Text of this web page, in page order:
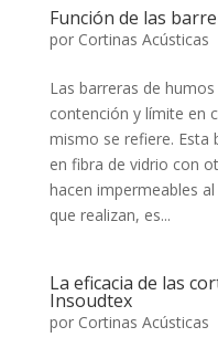
Función de las
por Cortinas Acústicas
Las barreras de
contención y límite en
mismo se refiere. Esta
en fibra de vidrio con
hacen impermeables
que realizan, es...
La eficacia de las
Insoudtex
por Cortinas Acústicas